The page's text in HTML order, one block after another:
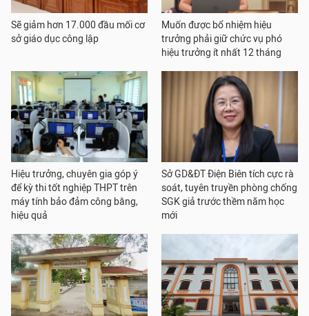
Sẽ giảm hơn 17.000 đầu mối cơ
sở giáo dục công lập
Muốn được bổ nhiệm hiệu
trưởng phải giữ chức vụ phó
hiệu trưởng ít nhất 12 tháng
Hiệu trưởng, chuyên gia góp ý
để kỳ thi tốt nghiệp THPT trên
máy tính bảo đảm công bằng,
hiệu quả
Sở GD&ĐT Điện Biên tích cực rà
soát, tuyên truyền phòng chống
SGK giả trước thềm năm học
mới